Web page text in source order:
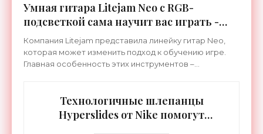
Умная гитара Litejam Neo с RGB-
подсветкой сама научит вас играть -
«Гаджеты»
Компания Litejam представила линейку гитар Neo,
которая может изменить подход к обучению игре.
Главная особенность этих инструментов –
Технологичные шлепанцы
Hyperslides от Nike помогут